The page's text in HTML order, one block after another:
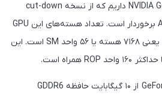
درنهایت NVIDIA GeForce RTX 4070 داریم که از نسخه cut-down
پردازنده گرافیکی AD104-275 برخوردار است. تعداد هسته‌های این GPU
کمی بیشتر از RTX 3070 TI یعنی ۷۱۶۸ هسته یا ۵۶ واحد SM است. این
کارت گرافیک GeForce RTX 4070 از ۱۰ گیگابایت حافظه GDDR6